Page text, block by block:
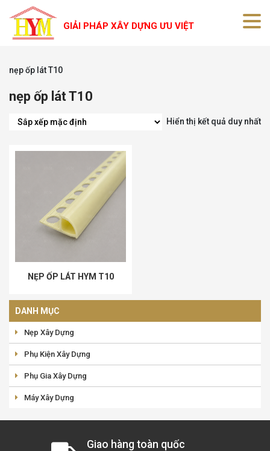
GIẢI PHÁP XÂY DỰNG ƯU VIỆT
nẹp ốp lát T10
nẹp ốp lát T10
Hiển thị kết quả duy nhất
NẸP ỐP LÁT HYM T10
DANH MỤC
Nẹp Xây Dựng
Phụ Kiện Xây Dựng
Phụ Gia Xây Dựng
Máy Xây Dựng
Giao hàng toàn quốc